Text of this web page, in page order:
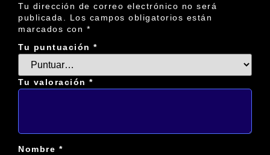
Tu dirección de correo electrónico no será
publicada. Los campos obligatorios están
marcados con *
Tu puntuación *
Tu valoración *
Nombre *